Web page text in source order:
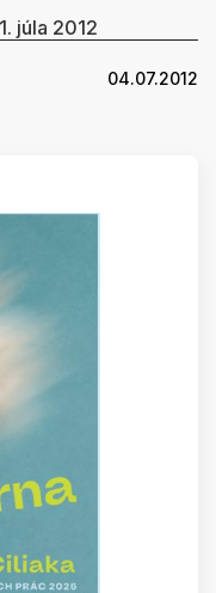
júla 2012
04.07.2012